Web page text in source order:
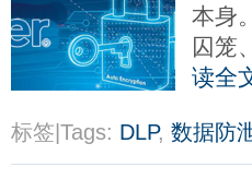
本身
囚笼
读全
标签|Tags: DLP, 数据防